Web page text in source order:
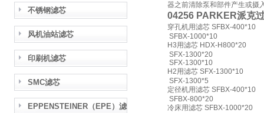
不锈钢滤芯
风机油站滤芯
印刷机滤芯
SMC滤芯
EPPENSTEINER（EPE）滤
器之前清除泵和部件产生或摄
04256 PARKER派克
穿孔机用滤芯 SFBX-400*10
SFBX-1000*10
H3用滤芯 HDX-H800*20
SFX-1300*20
SFX-1300*10
H2用滤芯 SFX-1300*10
SFX-1300*5
定径机用滤芯 SFBX-400*10
SFBX-800*20
冷床用滤芯 SFBX-1000*20